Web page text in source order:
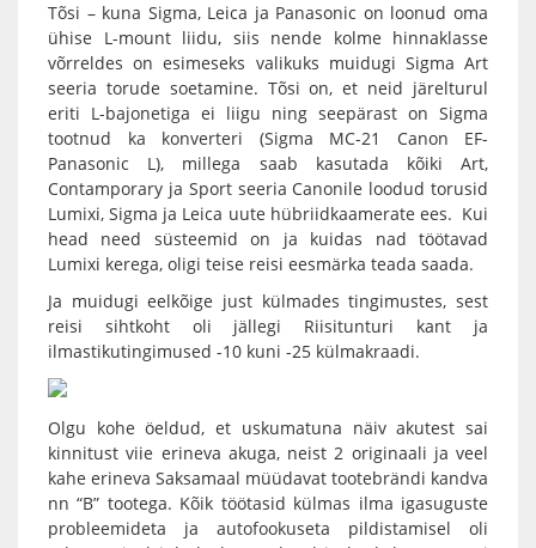
Tõsi – kuna Sigma, Leica ja Panasonic on loonud oma
ühise L-mount liidu, siis nende kolme hinnaklasse
võrreldes on esimeseks valikuks muidugi Sigma Art
seeria torude soetamine. Tõsi on, et neid järelturul
eriti L-bajonetiga ei liigu ning seepärast on Sigma
tootnud ka konverteri (Sigma MC-21 Canon EF-
Panasonic L), millega saab kasutada kõiki Art,
Contamporary ja Sport seeria Canonile loodud torusid
Lumixi, Sigma ja Leica uute hübriidkaamerate ees. Kui
head need süsteemid on ja kuidas nad töötavad
Lumixi kerega, oligi teise reisi eesmärka teada saada.
Ja muidugi eelkõige just külmades tingimustes, sest
reisi sihtkoht oli jällegi Riisitunturi kant ja
ilmastikutingimused -10 kuni -25 külmakraadi.
Olgu kohe öeldud, et uskumatuna näiv akutest sai
kinnitust viie erineva akuga, neist 2 originaali ja veel
kahe erineva Saksamaal müüdavat tootebrändi kandva
nn “B” tootega. Kõik töötasid külmas ilma igasuguste
probleemideta ja autofookuseta pildistamisel oli